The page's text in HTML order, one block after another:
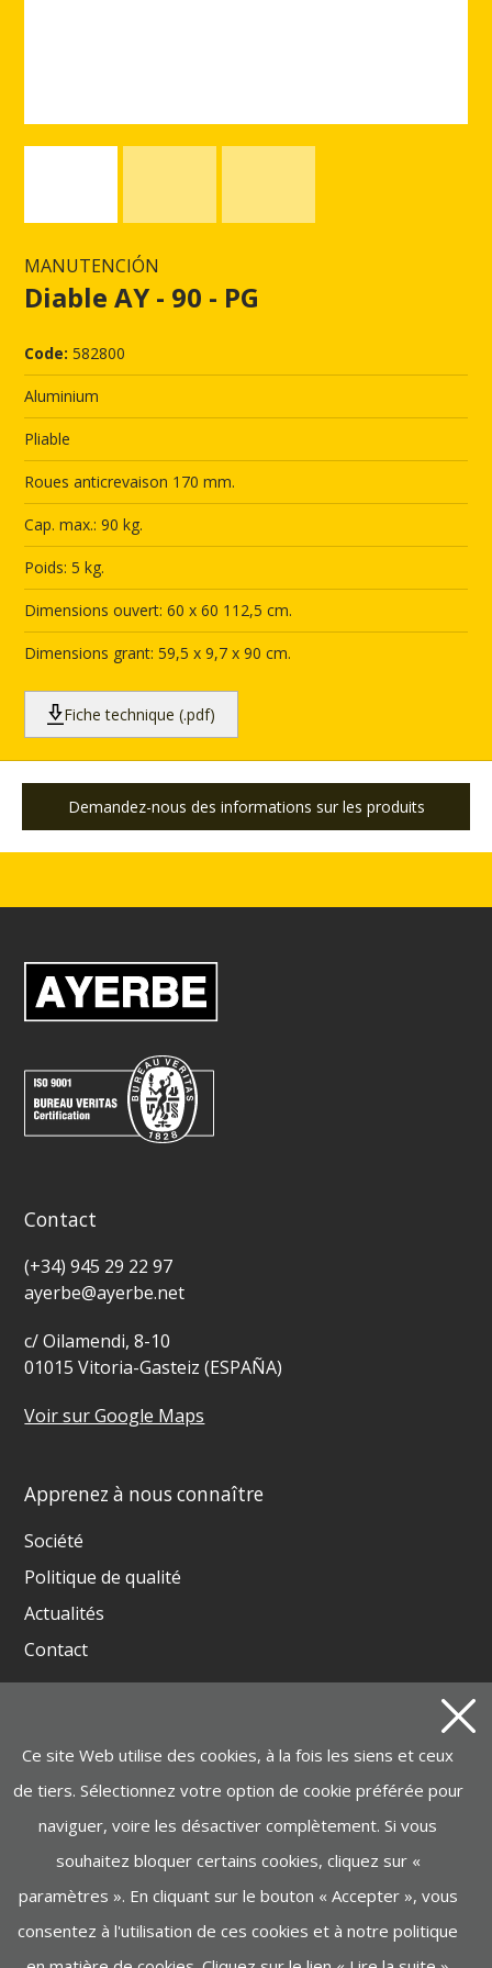
MANUTENCIÓN
Diable AY - 90 - PG
Code: 582800
Aluminium
Pliable
Roues anticrevaison 170 mm.
Cap. max.: 90 kg.
Poids: 5 kg.
Dimensions ouvert: 60 x 60 112,5 cm.
Dimensions grant: 59,5 x 9,7 x 90 cm.
Fiche technique (.pdf)
Demandez-nous des informations sur les produits
Contact
(+34) 945 29 22 97
ayerbe@ayerbe.net
c/ Oilamendi, 8-10
01015 Vitoria-Gasteiz (ESPAÑA)
Voir sur Google Maps
Apprenez à nous connaître
Société
Politique de qualité
Actualités
Contact
GROUPES ÉLECTROGÈNES ET SOUDEUSES
BATTERIE INSTAGRID ONE
MOTOPOMPES, ÉLECTROPOMPES, NETTOYEURS
VAPEURS
MANUTENTION, LEVAGE
MACHINERIE DE CONSTRUCTION
Ce site Web utilise des cookies, à la fois les siens et ceux
de tiers. Sélectionnez votre option de cookie préférée pour
naviguer, voire les désactiver complètement. Si vous
souhaitez bloquer certains cookies, cliquez sur «
paramètres ». En cliquant sur le bouton « Accepter », vous
consentez à l'utilisation de ces cookies et à notre politique